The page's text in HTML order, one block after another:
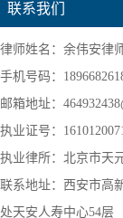
联系我们
律师姓名：余伟安律
手机号码：
邮箱地址：
执业证号：
执业律所：北京市天
联系地址：西安市高
处天安人寿中心54层